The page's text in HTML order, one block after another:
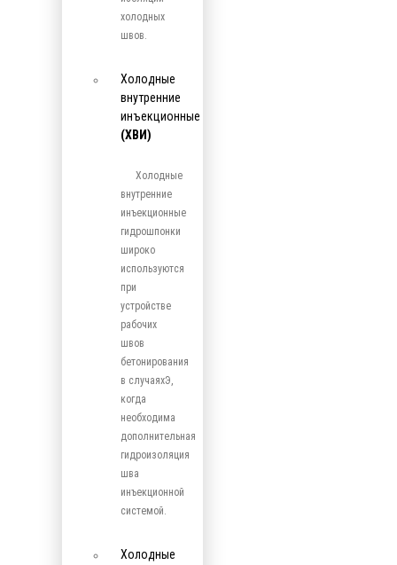
холодных
швов.
Холодные
внутренние
инъекционные
(ХВИ)
Холодные
внутренние
инъекционные
гидрошпонки
широко
используются
при
устройстве
рабочих
швов
бетонирования
в случаяхЭ,
когда
необходима
дополнительная
гидроизоляция
шва
инъекционной
системой.
Холодные